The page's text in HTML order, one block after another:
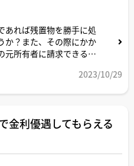
あれば残置物を勝手に処
か？また、その際にかか
元所有者に請求できるの
2023/10/29
金利優遇してもらえる